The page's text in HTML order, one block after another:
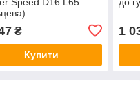
₴
Купити
1